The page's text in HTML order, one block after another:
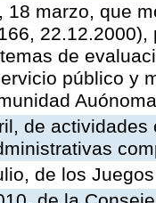
18 marzo, que
de
público y
de
de los